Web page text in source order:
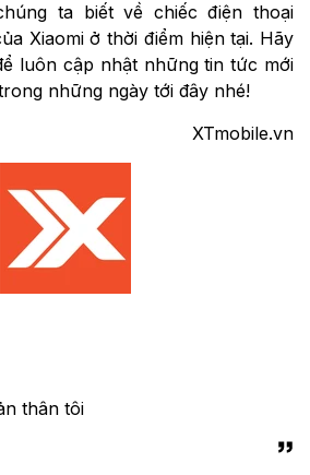
ta biết về chiếc điện thoại
Xiaomi ở thời điểm hiện tại. Hãy
luôn cập nhật những tin tức mới
những ngày tới đây nhé!
XTmobile.vn
thân tôi